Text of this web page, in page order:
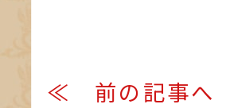
≪ 前の記事へ